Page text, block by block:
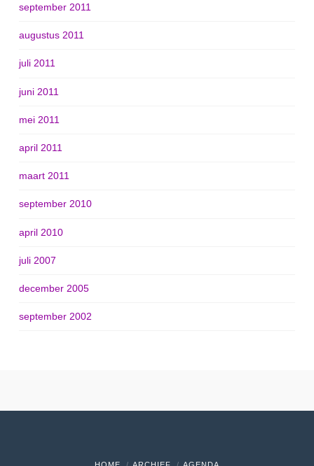
september 2011
augustus 2011
juli 2011
juni 2011
mei 2011
april 2011
maart 2011
september 2010
april 2010
juli 2007
december 2005
september 2002